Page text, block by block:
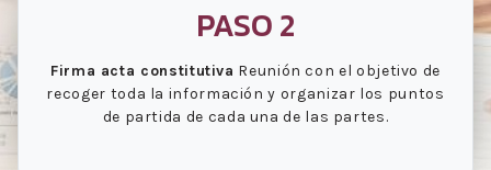
PASO 2
Firma acta constitutiva Reunión con el objetivo de
recoger toda la información y organizar los puntos
de partida de cada una de las partes.